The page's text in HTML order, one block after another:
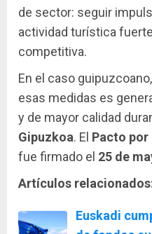
de sector: seguir
actividad turística
competitiva.
En el caso
esas medidas es
y de mayor calidad
Gipuzkoa. El Pacto
fue firmado el 25 de
Artículos
Euskadi